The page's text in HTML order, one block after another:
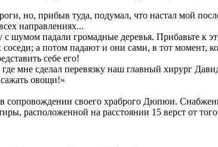
но, прибыв туда, подумал, что настал мой
направлениях...
с шумом падали громадные деревья. Прибавьте к
а потом падают и они сами, в тот момент,
себе его!
мне сделал перевязку наш главный хирург
овощи!»
в сопровождении своего храброго Дюпюи.
расположенной на расстоянии 15 верст от